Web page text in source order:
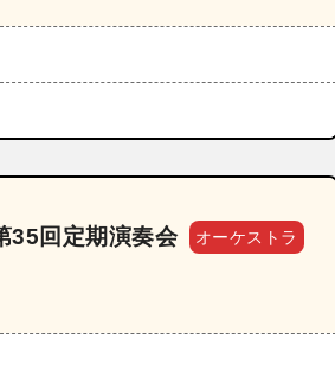
35回定期演奏会 オーケストラ